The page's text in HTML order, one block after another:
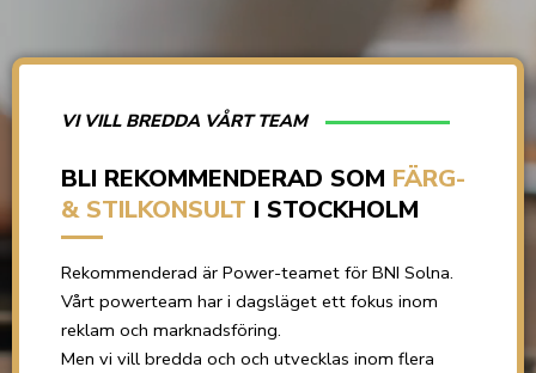
VI VILL BREDDA VÅRT TEAM
BLI REKOMMENDERAD SOM FÄRG-
& STILKONSULT I STOCKHOLM
Rekommenderad är Power-teamet för BNI Solna.
Vårt powerteam har i dagsläget ett fokus inom
reklam och marknadsföring.
Men vi vill bredda och och utvecklas inom flera